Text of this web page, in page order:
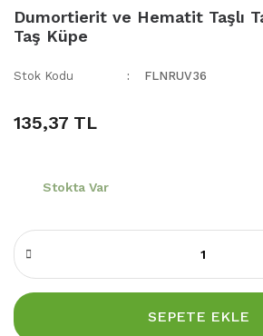
Dumortierit ve Hematit Taşlı
Taş Küpe
Stok Kodu FLNRUV36
135,37 TL
Stokta Var
SEPETE EKLE